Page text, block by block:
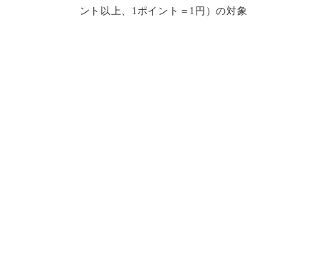
ント以上、1ポイント＝1円）の対象